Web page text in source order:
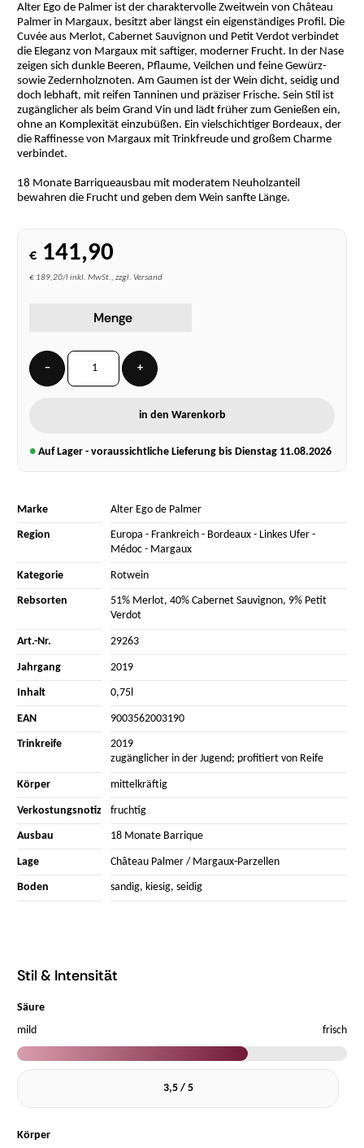
Alter Ego de Palmer ist der charaktervolle Zweitwein von Château
Palmer in Margaux, besitzt aber längst ein eigenständiges Profil. Die
Cuvée aus Merlot, Cabernet Sauvignon und Petit Verdot verbindet
die Eleganz von Margaux mit saftiger, moderner Frucht. In der Nase
zeigen sich dunkle Beeren, Pflaume, Veilchen und feine Gewürz-
sowie Zedernholznoten. Am Gaumen ist der Wein dicht, seidig und
doch lebhaft, mit reifen Tanninen und präziser Frische. Sein Stil ist
zugänglicher als beim Grand Vin und lädt früher zum Genießen ein,
ohne an Komplexität einzubüßen. Ein vielschichtiger Bordeaux, der
die Raffinesse von Margaux mit Trinkfreude und großem Charme
verbindet.
18 Monate Barriqueausbau mit moderatem Neuholzanteil
bewahren die Frucht und geben dem Wein sanfte Länge.
€ 141,90
€ 189,20/l inkl. MwSt., zzgl. Versand
Menge
− +
in den Warenkorb
● Auf Lager - voraussichtliche Lieferung bis Dienstag 11.08.2026
Marke Alter Ego de Palmer
Region Europa - Frankreich- Bordeaux- Linkes Ufer-
Médoc- Margaux
Kategorie Rotwein
Rebsorten 51% Merlot, 40% Cabernet Sauvignon, 9% Petit
Verdot
Art.-Nr. 29263
Jahrgang 2019
Inhalt 0,75l
EAN 9003562003190
Trinkreife
2019
zugänglicher in der Jugend; profitiert von Reife
Körper mittelkräftig
Verkostungsnotiz fruchtig
Ausbau 18 Monate Barrique
Lage Château Palmer / Margaux-Parzellen
Boden sandig, kiesig, seidig
Stil & Intensität
Säure
mild
frisch
3,5 / 5
Körper